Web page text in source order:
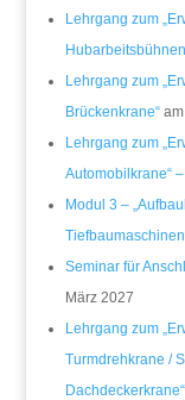
Lehrgang zum
Lehrgang zum
Brückenkrane“am
Lehrgang zum
Automobilkrane“
Modul 3 –
Tiefbaumaschinen
Seminar für
März 2027
Lehrgang zum
Turmdrehkrane /